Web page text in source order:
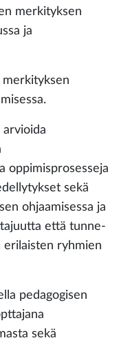
merkityksen
ja
arvioida
oppimisprosesseja
sekä
ohjaamisessa ja
että tunne-
erilaisten ryhmien
pedagogisen
sekä